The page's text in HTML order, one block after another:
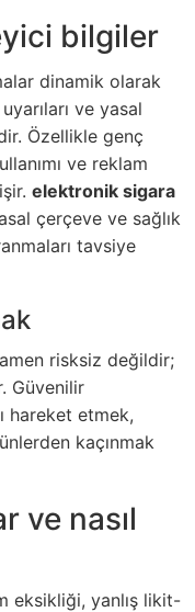
bilgiler
dinamik olarak
ve yasal
Özellikle genç
ve reklam
elektronik sigara
çerçeve ve sağlık
tavsiye
risksiz değildir;
Güvenilir
hareket etmek,
kaçınmak
ve nasıl
eksikliği, yanlış likit-